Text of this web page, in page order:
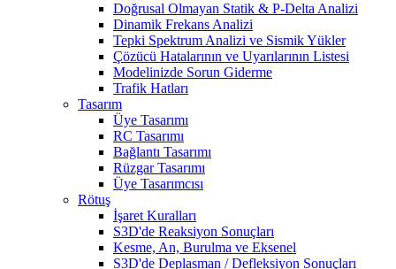
Doğrusal Olmayan Statik & P-Delta Analizi
Dinamik Frekans Analizi
Tepki Spektrum Analizi ve Sismik Yükler
Çözücü Hatalarının ve Uyarılarının Listesi
Modelinizde Sorun Giderme
Trafik Hatları
Tasarım
Üye Tasarımı
RC Tasarımı
Bağlantı Tasarımı
Rüzgar Tasarımı
Üye Tasarımcısı
Rötuş
İşaret Kuralları
S3D'de Reaksiyon Sonuçları
Kesme, An, Burulma ve Eksenel
S3D'de Deplasman / Defleksiyon Sonuçları